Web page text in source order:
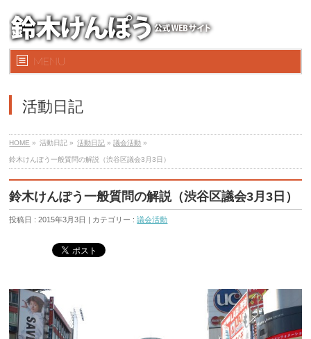
MENU
活動日記
HOME » 活動日記 » 活動日記 »議会活動 »
鈴木けんぽう一般質問の解説（渋谷区議会3月3日）
鈴木けんぽう一般質問の解説（渋谷区議会3月3日）
投稿日 : 2015年3月3日 | カテゴリー :議会活動